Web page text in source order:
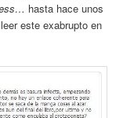
hasta hace unos
este exabrupto en